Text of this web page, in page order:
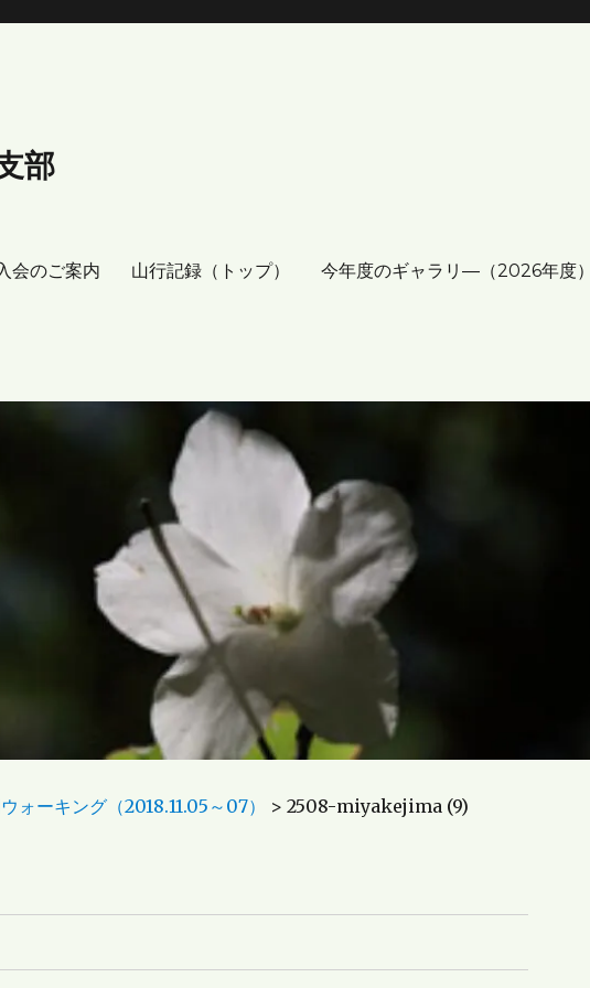
部
会のご案内 山行記録（トップ） 今年度のギャラリ―（2026年度）
ォーキング（2018.11.05～07） >2508-miyakejima (9)